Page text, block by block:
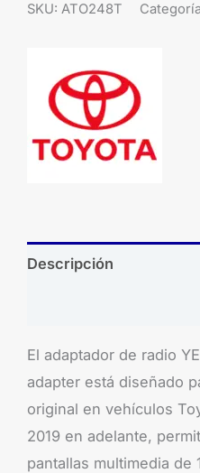
SKU: ATO248T
Descripción
El adaptador de radio
adapter está diseñado
original en vehículos
2019 en adelante,
pantallas multimedia de